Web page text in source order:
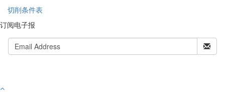
切削条件表
订阅电子报